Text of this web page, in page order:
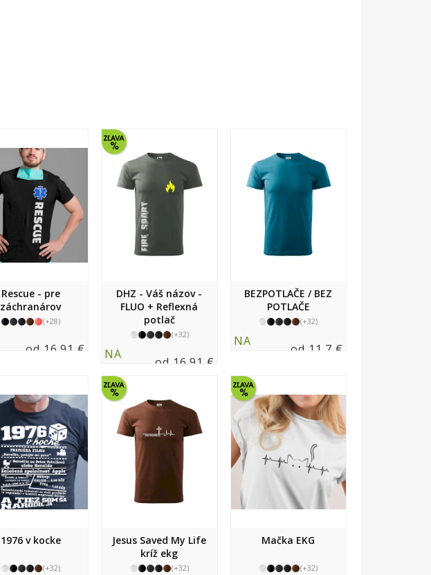
Rescue - pre
záchranárov
(+28)
od 16.91 €
DHZ - Váš názov -
FLUO + Reflexná
potlač
(+32)
NA
od 16.91 €
BEZPOTLAČE / BEZ
POTLAČE
(+32)
NA
od 11.7 €
1976 v kocke
(+32)
Jesus Saved My Life
kríž ekg
(+32)
Mačka EKG
(+32)